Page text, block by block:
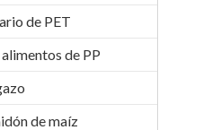
de PET
de PP
de maíz